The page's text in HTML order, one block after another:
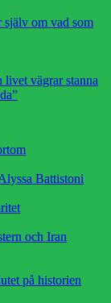
själv om vad som
vägrar stanna
Battistoni
och Iran
på historien